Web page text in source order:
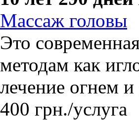
Массаж головы
Это
методам как
лечение огнем
400 грн./услуга